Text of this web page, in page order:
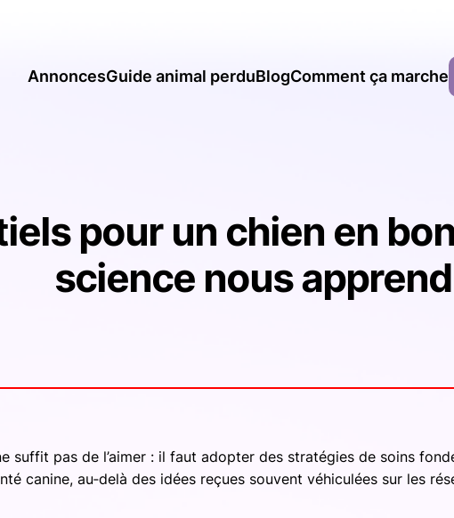
AnnoncesGuide animal perduBlogComment ça marche
pour un chien en
science nous apprend
suffit pas de l’aimer : il faut adopter des stratégies de soins
canine, au‑delà des idées reçues souvent véhiculées sur les